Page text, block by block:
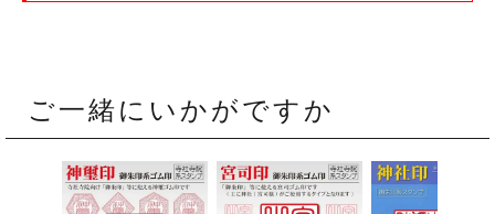
ご一緒にいかがですか